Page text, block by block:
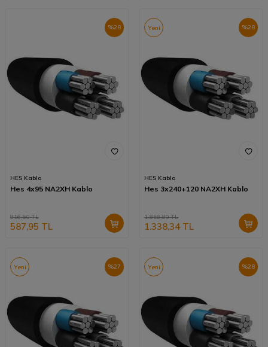
%28
HES Kablo
Hes 4x95 NA2XH Kablo
816,60TL
587,95 TL
%28
Yeni
HES Kablo
Hes 3x240+120 NA2XH Kablo
1.858,80TL
1.338,34 TL
%27
Yeni %28
Yeni